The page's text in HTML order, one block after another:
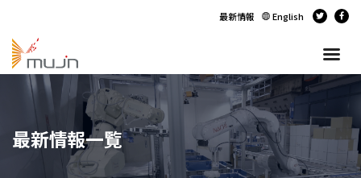
最新情報 English
最新情報一覧